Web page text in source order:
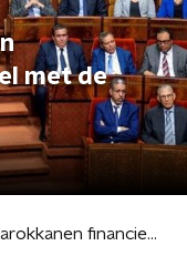
met de
Welles-nietes: Moeten Marokkanen financieel met de billen bloot?